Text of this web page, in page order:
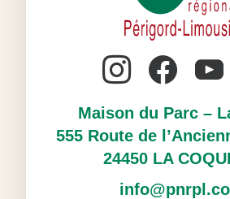
Maison du Parc –
555 Route de
24450 LA